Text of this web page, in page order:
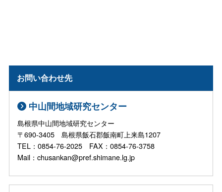
お問い合わせ先
中山間地域研究センター
島根県中山間地域研究センター
〒690-3405 島根県飯石郡飯南町上来島1207
TEL：0854-76-2025 FAX：0854-76-3758
Mail：chusankan@pref.shimane.lg.jp